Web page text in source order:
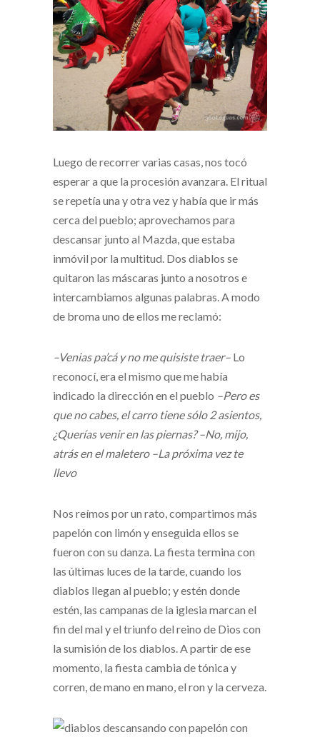
Luego de recorrer varias casas, nos tocó
esperar a que la procesión avanzara. El ritual
se repetía una y otra vez y había que ir más
cerca del pueblo; aprovechamos para
descansar junto al Mazda, que estaba
inmóvil por la multitud. Dos diablos se
quitaron las máscaras junto a nosotros e
intercambiamos algunas palabras. A modo
de broma uno de ellos me reclamó:
–Venias pa’cá y no me quisiste traer– Lo
reconocí, era el mismo que me había
indicado la dirección en el pueblo –Pero es
que no cabes, el carro tiene sólo 2 asientos,
¿Querías venir en las piernas?–No, mijo,
atrás en el maletero –La próxima vez te
llevo
Nos reímos por un rato, compartimos más
papelón con limón y enseguida ellos se
fueron con su danza. La fiesta termina con
las últimas luces de la tarde, cuando los
diablos llegan al pueblo; y estén donde
estén, las campanas de la iglesia marcan el
fin del mal y el triunfo del reino de Dios con
la sumisión de los diablos. A partir de ese
momento, la fiesta cambia de tónica y
corren, de mano en mano, el ron y la cerveza.